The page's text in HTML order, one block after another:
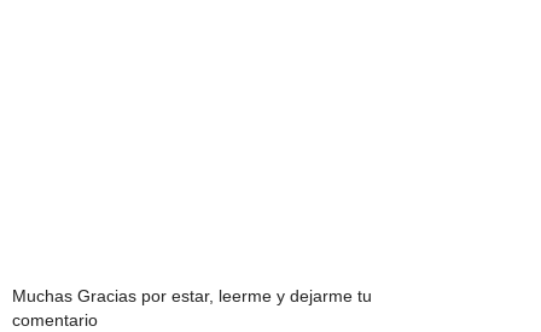
Muchas Gracias por estar, leerme y dejarme tu
comentario